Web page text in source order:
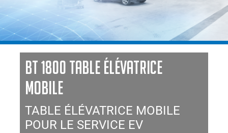
BT 1800 TABLE ÉLÉVATRICE
MOBILE
TABLE ÉLÉVATRICE MOBILE
POUR LE SERVICE EV